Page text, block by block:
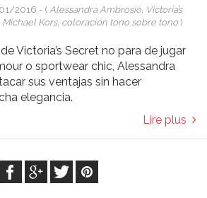
2016 - ( Alessandra Ambrosio, Victoria’s
Michael Kors, coloración tono sobre tono )
Victoria’s Secret no para de jugar
o sportwear chic, Alessandra
sus ventajas sin hacer
elegancia.
Lire plus